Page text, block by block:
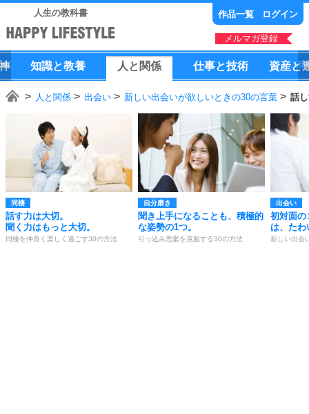
人生の教科書 作品一覧 ログイン
メルマガ登録
知識と教養 人 と 関係 仕事と技術 資産と
人と関係 出会い 新しい出会いが欲しいときの30の言葉 話
同棲
話す力は大切。
聞く力はもっと大切。
同棲を仲良く楽しく過ごす30の方法
自分磨き
聞き上手になることも、積極的
な姿勢の1つ。
引っ込み思案を克服する30の方法
出会い
初対面の
は、たわ
新しい出会